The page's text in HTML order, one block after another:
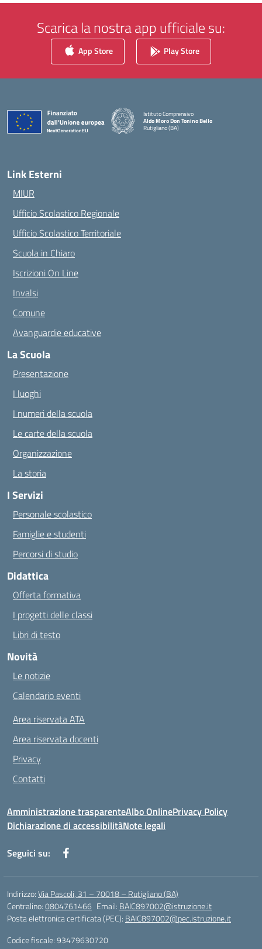
Scarica la nostra app ufficiale su:
App Store Play Store
Istituto Comprensivo
Aldo Moro Don Tonino Bello
Rutigliano (BA)
— Visita la pagina iniziale della scuola
Link Esterni
MIUR
Ufficio Scolastico Regionale
Ufficio Scolastico Territoriale
Scuola in Chiaro
Iscrizioni On Line
Invalsi
Comune
Avanguardie educative
La Scuola
Presentazione
I luoghi
I numeri della scuola
Le carte della scuola
Organizzazione
La storia
I Servizi
Personale scolastico
Famiglie e studenti
Percorsi di studio
Didattica
Offerta formativa
I progetti delle classi
Libri di testo
Novità
Le notizie
Calendario eventi
Area riservata ATA
Area riservata docenti
Privacy
Contatti
Amministrazione trasparenteAlbo OnlinePrivacy Policy
Dichiarazione di accessibilitàNote legali
Seguici su:
Indirizzo:Via Pascoli, 31 – 70018 – Rutigliano (BA)
Centralino:0804761466 Email: BAIC897002@istruzione.it
Posta elettronica certificata (PEC): BAIC897002@pec.istruzione.it
Codice fiscale: 93479630720